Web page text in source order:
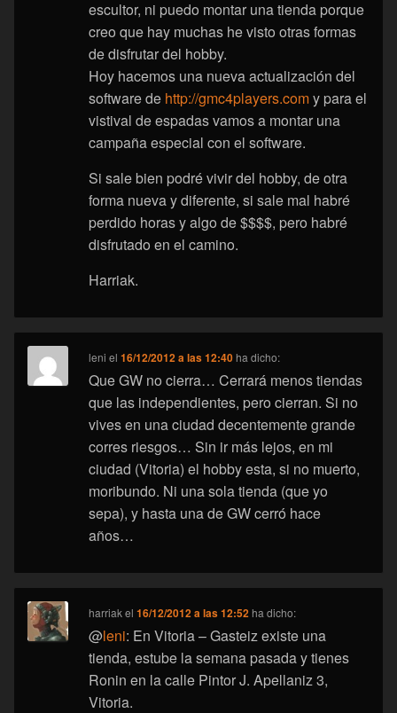
escultor, ni puedo montar una tienda porque
creo que hay muchas he visto otras formas
de disfrutar del hobby.
Hoy hacemos una nueva actualización del
software de http://gmc4players.comy para el
vistival de espadas vamos a montar una
campaña especial con el software.
Si sale bien podré vivir del hobby, de otra
forma nueva y diferente, si sale mal habré
perdido horas y algo de $$$$, pero habré
disfrutado en el camino.
Harriak.
leni el16/12/2012 a las 12:40 ha dicho:
Que GW no cierra… Cerrará menos tiendas
que las independientes, pero cierran. Si no
vives en una ciudad decentemente grande
corres riesgos… Sin ir más lejos, en mi
ciudad (Vitoria) el hobby esta, si no muerto,
moribundo. Ni una sola tienda (que yo
sepa), y hasta una de GW cerró hace
años…
harriakel16/12/2012 a las 12:52 ha dicho:
@leni: En Vitoria – Gasteiz existe una
tienda, estube la semana pasada y tienes
Ronin en la calle Pintor J. Apellaniz 3,
Vitoria.